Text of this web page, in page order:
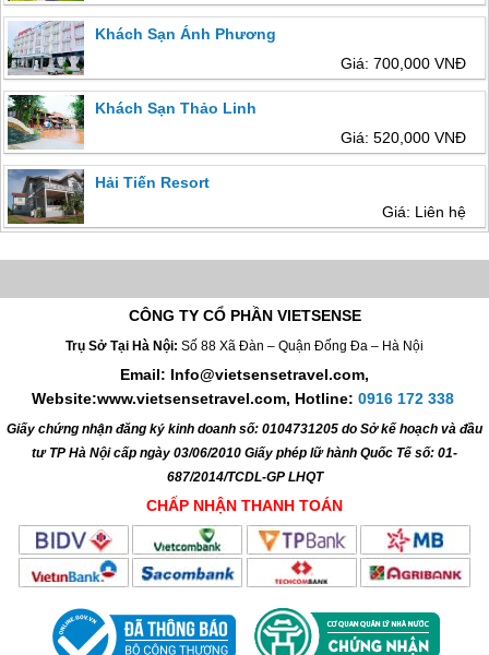
Khách Sạn Ánh Phương
Giá: 700,000 VNĐ
Khách Sạn Thảo Linh
Giá: 520,000 VNĐ
Hải Tiến Resort
Giá: Liên hệ
CÔNG TY CỔ PHẦN VIETSENSE
Trụ Sở Tại Hà Nội: Số 88 Xã Đàn – Quận Đống Đa – Hà Nội
Email: Info@vietsensetravel.com,
Website:www.vietsensetravel.com, Hotline: 0916 172 338
Giấy chứng nhận đăng ký kinh doanh số: 0104731205 do Sở kế hoạch và đầu
tư TP Hà Nội cấp ngày 03/06/2010 Giấy phép lữ hành Quốc Tế số: 01-
687/2014/TCDL-GP LHQT
CHẤP NHẬN THANH TOÁN